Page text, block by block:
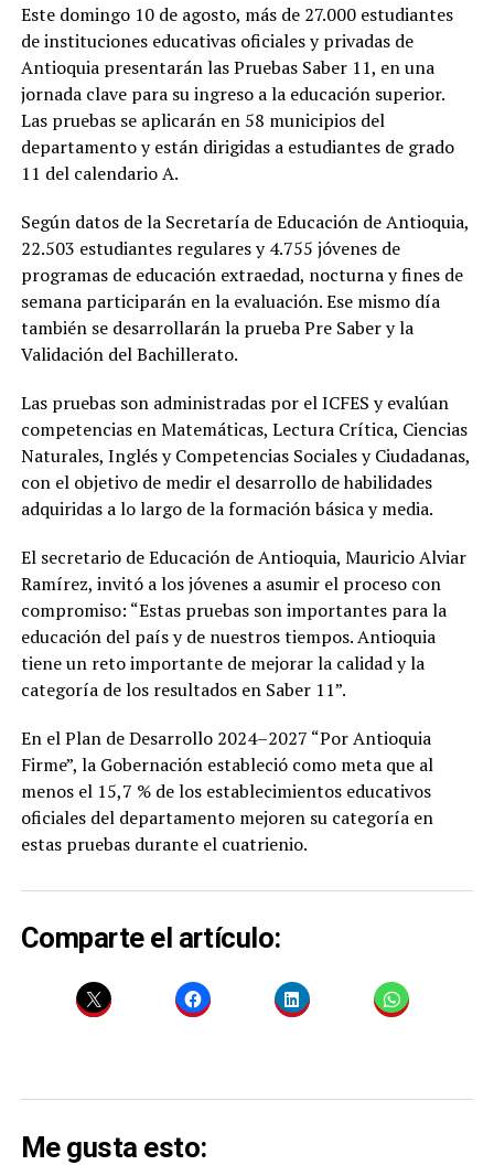
Este domingo 10 de agosto, más de 27.000 estudiantes
de instituciones educativas oficiales y privadas de
Antioquia presentarán las Pruebas Saber 11, en una
jornada clave para su ingreso a la educación superior.
Las pruebas se aplicarán en 58 municipios del
departamento y están dirigidas a estudiantes de grado
11 del calendario A.
Según datos de la Secretaría de Educación de Antioquia,
22.503 estudiantes regulares y 4.755 jóvenes de
programas de educación extraedad, nocturna y fines de
semana participarán en la evaluación. Ese mismo día
también se desarrollarán la prueba Pre Saber y la
Validación del Bachillerato.
Las pruebas son administradas por el ICFES y evalúan
competencias en Matemáticas, Lectura Crítica, Ciencias
Naturales, Inglés y Competencias Sociales y Ciudadanas,
con el objetivo de medir el desarrollo de habilidades
adquiridas a lo largo de la formación básica y media.
El secretario de Educación de Antioquia, Mauricio Alviar
Ramírez, invitó a los jóvenes a asumir el proceso con
compromiso: “Estas pruebas son importantes para la
educación del país y de nuestros tiempos. Antioquia
tiene un reto importante de mejorar la calidad y la
categoría de los resultados en Saber 11”.
En el Plan de Desarrollo 2024–2027 “Por Antioquia
Firme”, la Gobernación estableció como meta que al
menos el 15,7 % de los establecimientos educativos
oficiales del departamento mejoren su categoría en
estas pruebas durante el cuatrienio.
Comparte el artículo:
Me gusta esto: